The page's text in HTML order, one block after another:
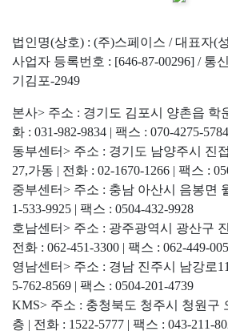
법인명(상호) : (주)스페이스 / 대표자(
사업자 등록번호 : [646-87-00296] / 통
기김포-2949
본사> 주소 : 경기도 김포시 양촌읍 학
화 : 031-982-9834 | 팩스 : 070-4275-5784
동부센터> 주소 : 경기도 남양주시 진
27,가동 | 전화 : 02-1670-1266 | 팩스 :
중부센터> 주소 : 충남 아산시 음봉면
1-533-9925 | 팩스 : 0504-432-9928
호남센터> 주소 : 광주광역시 광산구
전화 : 062-451-3300 | 팩스 : 062-449-
영남센터> 주소 : 경남 진주시 남강로
5-762-8569 | 팩스 : 0504-201-4739
KMS> 주소 : 충청북도 청주시 청원구
층 | 전화 : 1522-5777 | 팩스 : 043-211-